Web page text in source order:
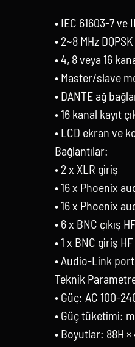
• IEC 61603-7 ve
• 2~8 MHz
• 4, 8 veya 16
• Master/slave
• DANTE ağ
• 16 kanal kayıt
• LCD ekran ve
Bağlantılar:
• 2 x XLR giriş
• 16 x Phoenix
• 16 x Phoenix
• 6 x BNC çıkış
• 1 x BNC giriş
• Audio-Link
Teknik
• Güç: AC 100-
• Güç tüketimi:
• Boyutlar: 88H